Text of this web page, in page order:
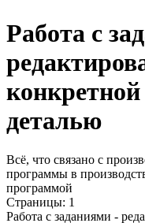
Работа с
деталью
Всё, что связано с
программы в
программой
Страницы: 1
Работа с заданиями -